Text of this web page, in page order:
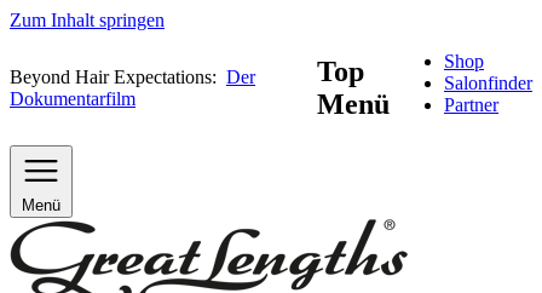
Zum Inhalt springen
Beyond Hair Expectations: Der
Dokumentarfilm
Top
Menü
Shop
Salonfinder
Partner
Menü